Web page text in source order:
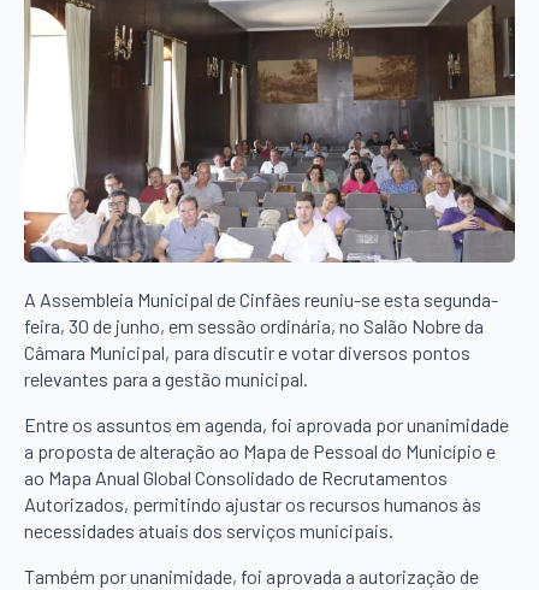
A Assembleia Municipal de Cinfães reuniu-se esta segunda-
feira, 30 de junho, em sessão ordinária, no Salão Nobre da
Câmara Municipal, para discutir e votar diversos pontos
relevantes para a gestão municipal.
Entre os assuntos em agenda, foi aprovada por unanimidade
a proposta de alteração ao Mapa de Pessoal do Município e
ao Mapa Anual Global Consolidado de Recrutamentos
Autorizados, permitindo ajustar os recursos humanos às
necessidades atuais dos serviços municipais.
Também por unanimidade, foi aprovada a autorização de